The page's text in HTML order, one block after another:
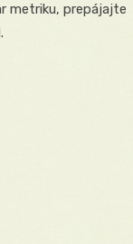
metriku, prepájajte